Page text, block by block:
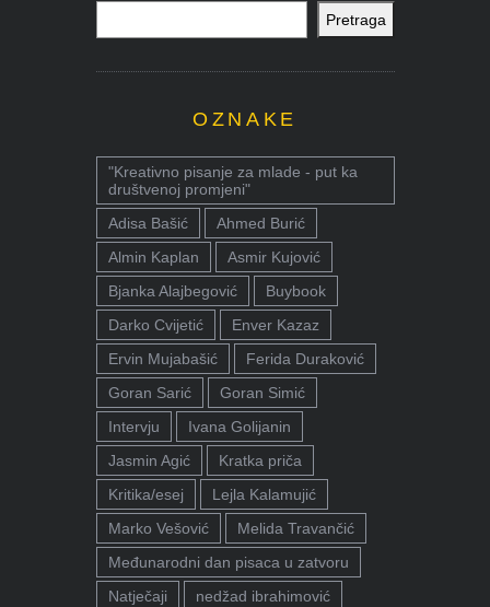
Pretraga
OZNAKE
"Kreativno pisanje za mlade - put ka
društvenoj promjeni"
Adisa Bašić
Ahmed Burić
Almin Kaplan
Asmir Kujović
Bjanka Alajbegović
Buybook
Darko Cvijetić
Enver Kazaz
Ervin Mujabašić
Ferida Duraković
Goran Sarić
Goran Simić
Intervju
Ivana Golijanin
Jasmin Agić
Kratka priča
Kritika/esej
Lejla Kalamujić
Marko Vešović
Melida Travančić
Međunarodni dan pisaca u zatvoru
Natječaji
nedžad ibrahimović